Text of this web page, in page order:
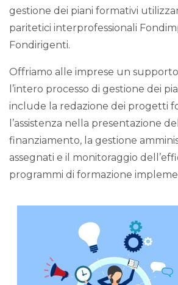
gestione dei piani formativi
paritetici interprofessionali
Fondirigenti.
Offriamo alle imprese un
l’intero processo di gestione dei
include la redazione dei progetti
l’assistenza nella presentazione
finanziamento, la gestione
assegnati e il monitoraggio
programmi di formazione